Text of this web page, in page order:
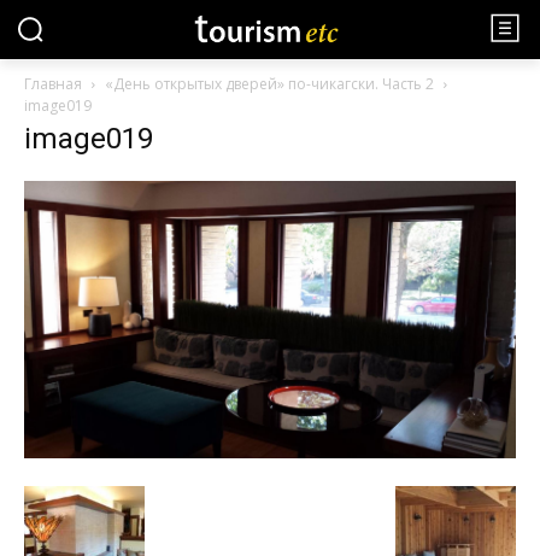
Главная
«День открытых дверей» по-чикагски. Часть 2
image019
image019